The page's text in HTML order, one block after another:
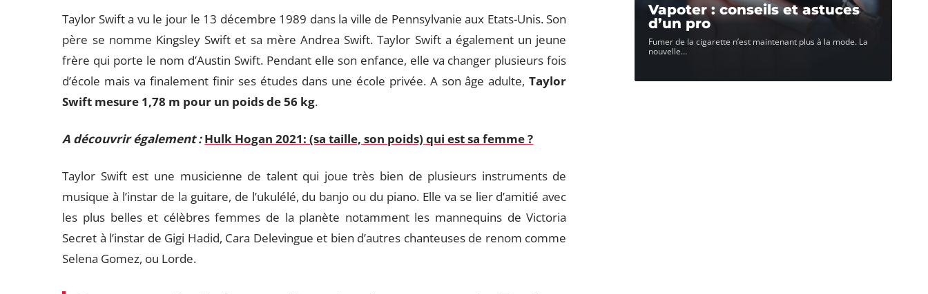
Taylor Swift a vu le jour le 13 décembre 1989 dans la ville de Pennsylvanie aux Etats-Unis. Son
père se nomme Kingsley Swift et sa mère Andrea Swift. Taylor Swift a également un jeune
frère qui porte le nom d’Austin Swift. Pendant elle son enfance, elle va changer plusieurs fois
d’école mais va finalement finir ses études dans une école privée. A son âge adulte,Taylor
Swift mesure 1,78 m pour un poids de 56 kg.
A découvrir également : Hulk Hogan 2021: (sa taille, son poids) qui est sa femme ?
Taylor Swift est une musicienne de talent qui joue très bien de plusieurs instruments de
musique à l’instar de la guitare, de l’ukulélé, du banjo ou du piano. Elle va se lier d’amitié avec
les plus belles et célèbres femmes de la planète notamment les mannequins de Victoria
Secret à l’instar de Gigi Hadid, Cara Delevingue et bien d’autres chanteuses de renom comme
Selena Gomez, ou Lorde.
Vapoter : conseils et astuces
d’un pro
Fumer de la cigarette n’est maintenant plus à la mode. La
nouvelle…